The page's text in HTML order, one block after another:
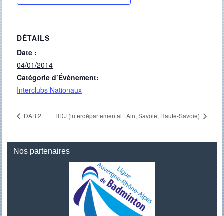
DÉTAILS
Date :
04/01/2014
Catégorie d’Évènement:
Interclubs Nationaux
DAB 2 TIDJ (interdépartemental : Ain, Savoie, Haute-Savoie)
Nos partenaires